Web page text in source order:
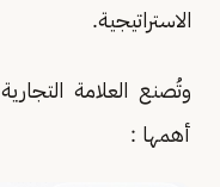
الاستراتيجية.
وتُصنع العلامة
أهمها :